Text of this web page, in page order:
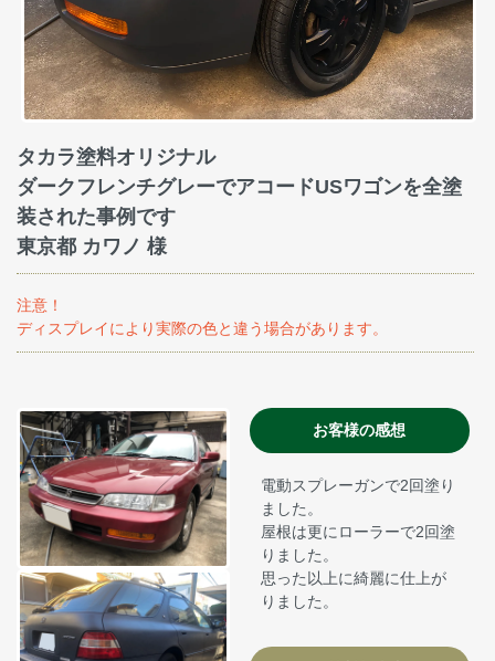
タカラ塗料オリジナル
ダークフレンチグレーでアコードUSワゴンを全塗
装された事例です
東京都 カワノ 様
注意！
ディスプレイにより実際の色と違う場合があります。
お客様の感想
電動スプレーガンで2回塗り
ました。
屋根は更にローラーで2回塗
りました。
思った以上に綺麗に仕上が
りました。